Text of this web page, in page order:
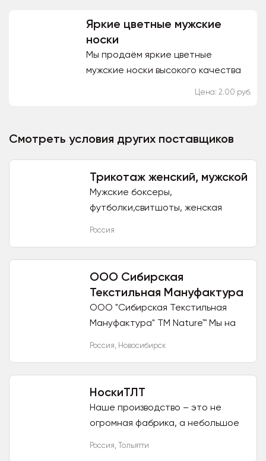
Яркие цветные мужские
носки
Мы продаём яркие цветные
мужские носки высокого качества
Цена: 2.00 руб.
Смотреть условия других поставщиков
Трикотаж женский, мужской
Мужские боксеры,
футболки,свитшоты, женская
Россия
ООО Сибирская
Текстильная Мануфактура
ООО "Сибирская Текстильная
Мануфактура" ТМ Nature™ Мы на
работаем со многими сетями
Россия, Новосибирск
НоскиТЛТ
Наше производство – это не
огромная фабрика, а небольшое
Россия, Тольятти